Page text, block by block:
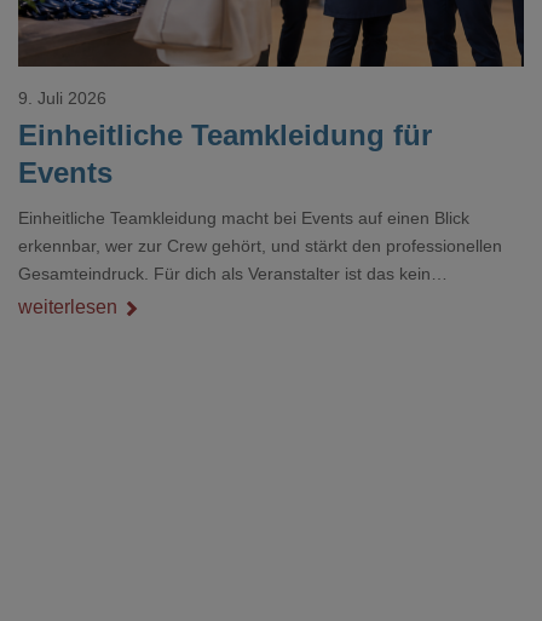
Einheitliche Teamkleidung für
Events
9. Juli 2026
Einheitliche Teamkleidung macht bei Events auf einen Blick
erkennbar, wer zur Crew gehört, und stärkt den professionellen
Gesamteindruck. Für dich als Veranstalter ist das kein
Nebenthema: Bei Textilien mit Stickerei oder mehreren
weiterlesen